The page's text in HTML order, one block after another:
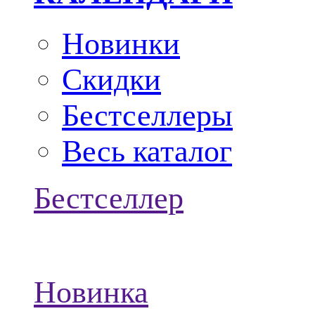
Новинки
Скидки
Бестселлеры
Весь каталог
Бестселлер
Новинка